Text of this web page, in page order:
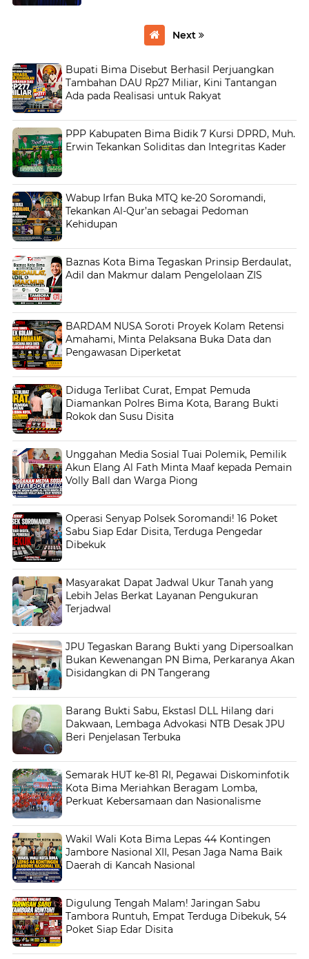
Next
Bupati Bima Disebut Berhasil Perjuangkan
Tambahan DAU Rp27 Miliar, Kini Tantangan
Ada pada Realisasi untuk Rakyat
PPP Kabupaten Bima Bidik 7 Kursi DPRD, Muh.
Erwin Tekankan Soliditas dan Integritas Kader
Wabup Irfan Buka MTQ ke-20 Soromandi,
Tekankan Al-Qur’an sebagai Pedoman
Kehidupan
Baznas Kota Bima Tegaskan Prinsip Berdaulat,
Adil dan Makmur dalam Pengelolaan ZIS
BARDAM NUSA Soroti Proyek Kolam Retensi
Amahami, Minta Pelaksana Buka Data dan
Pengawasan Diperketat
Diduga Terlibat Curat, Empat Pemuda
Diamankan Polres Bima Kota, Barang Bukti
Rokok dan Susu Disita
Unggahan Media Sosial Tuai Polemik, Pemilik
Akun Elang Al Fath Minta Maaf kepada Pemain
Volly Ball dan Warga Piong
Operasi Senyap Polsek Soromandi! 16 Poket
Sabu Siap Edar Disita, Terduga Pengedar
Dibekuk
Masyarakat Dapat Jadwal Ukur Tanah yang
Lebih Jelas Berkat Layanan Pengukuran
Terjadwal
JPU Tegaskan Barang Bukti yang Dipersoalkan
Bukan Kewenangan PN Bima, Perkaranya Akan
Disidangkan di PN Tangerang
Barang Bukti Sabu, EkstasI DLL Hilang dari
Dakwaan, Lembaga Advokasi NTB Desak JPU
Beri Penjelasan Terbuka
Semarak HUT ke-81 RI, Pegawai Diskominfotik
Kota Bima Meriahkan Beragam Lomba,
Perkuat Kebersamaan dan Nasionalisme
Wakil Wali Kota Bima Lepas 44 Kontingen
Jambore Nasional XII, Pesan Jaga Nama Baik
Daerah di Kancah Nasional
Digulung Tengah Malam! Jaringan Sabu
Tambora Runtuh, Empat Terduga Dibekuk, 54
Poket Siap Edar Disita